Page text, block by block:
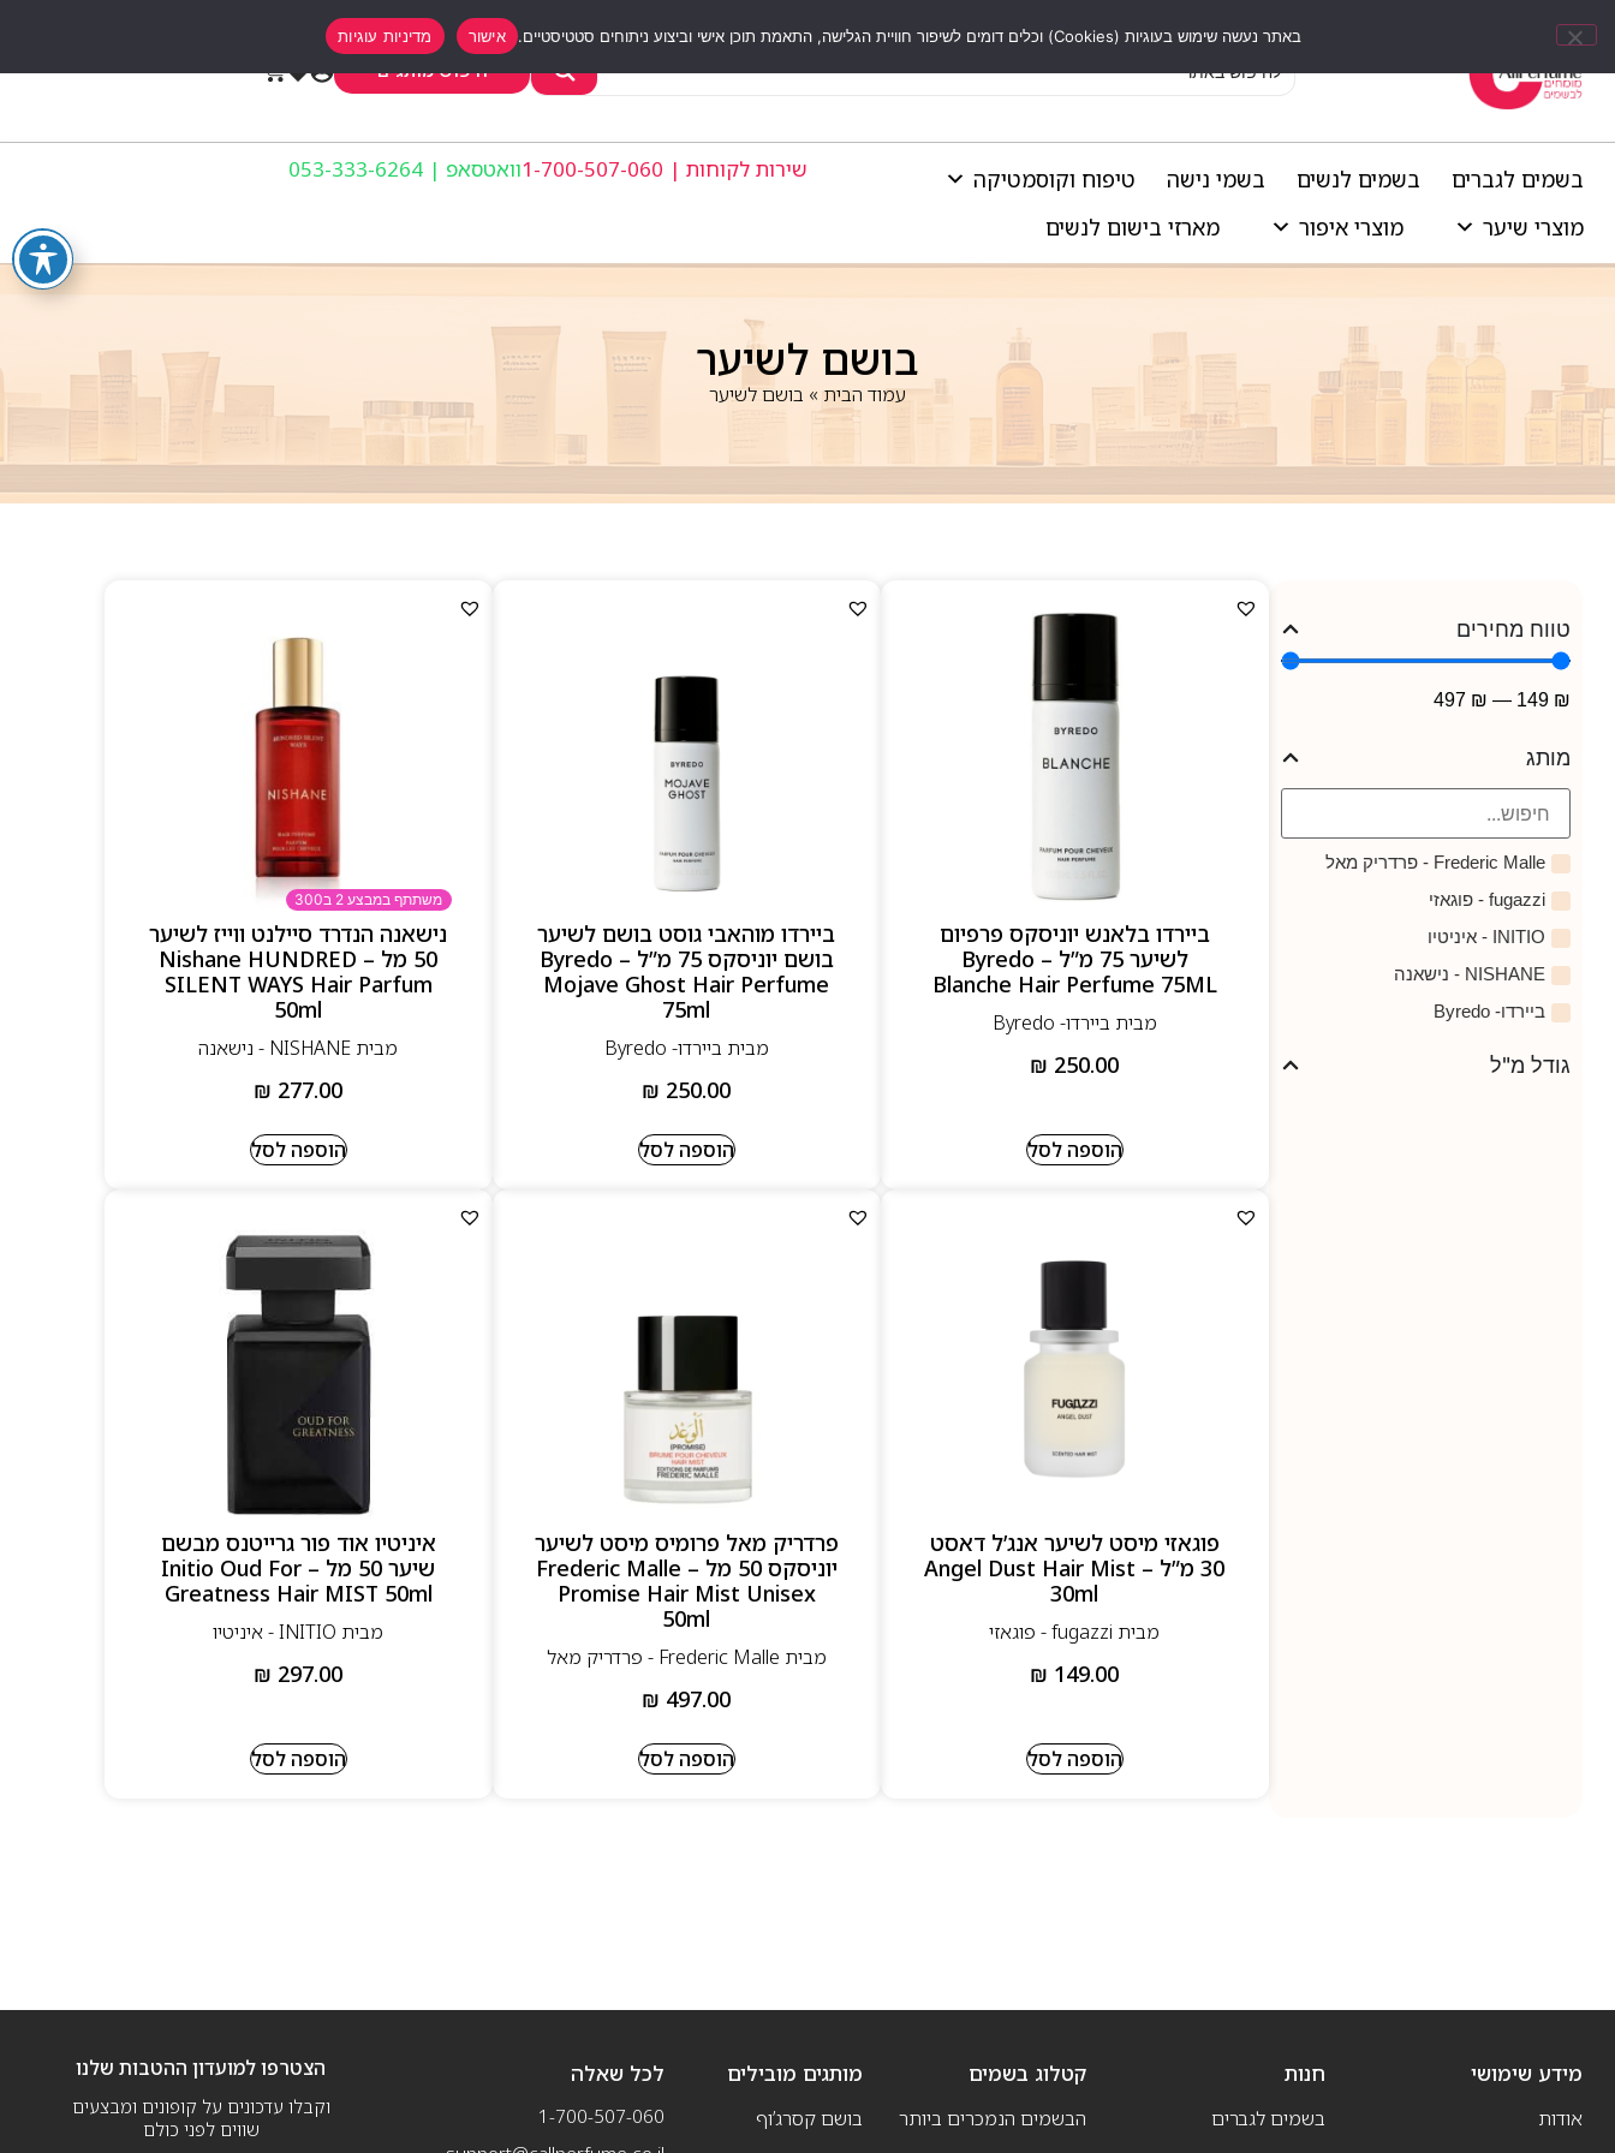
חיפוש מותגים
בשמים לגברים בשמים לנשים בשמי נישה
טיפוח וקוסמטיקה
מוצרי שיער
מוצרי איפור מארזי בישום לנשים
שירות לקוחות | 1-700-507-060 וואטסאפ | 053-333-6264
בושם לשיער
עמוד הבית » בושם לשיער
טווח מחירים
₪
149
—
₪
497
מותג
Frederic Malle - פרדריק מאל
fugazzi - פוגאזי
INITIO - איניטיו
NISHANE - נישאנה
ביירדו- Byredo
גודל מ"ל
ביירדו בלאנש יוניסקס פרפיום
לשיער 75 מ”ל – Byredo
Blanche Hair Perfume 75ML
מבית ביירדו- Byredo
₪ 250.00
הוספה לסל
ביירדו מוהאבי גוסט בושם לשיער
בושם יוניסקס 75 מ”ל – Byredo
Mojave Ghost Hair Perfume
75ml
מבית ביירדו- Byredo
₪ 250.00
הוספה לסל
משתתף במבצע 2 ב300
נישאנה הנדרד סיילנט ווייז לשיער
50 מל – Nishane HUNDRED
SILENT WAYS Hair Parfum
50ml
מבית NISHANE - נישאנה
₪ 277.00
הוספה לסל
פוגאזי מיסט לשיער אנג’ל דאסט
30 מ”ל – Angel Dust Hair Mist
30ml
מבית fugazzi - פוגאזי
₪ 149.00
הוספה לסל
פרדריק מאל פרומיס מיסט לשיער
יוניסקס 50 מל – Frederic Malle
Promise Hair Mist Unisex
50ml
מבית Frederic Malle - פרדריק מאל
₪ 497.00
הוספה לסל
איניטיו אוד פור גרייטנס מבשם
שיער 50 מל – Initio Oud For
Greatness Hair MIST 50ml
מבית INITIO - איניטיו
₪ 297.00
הוספה לסל
מידע שימושי
אודות
חנות
בשמים לגברים
קטלוג בשמים
הבשמים הנמכרים ביותר
מותגים מובילים
בושם קסרג’וף
לכל שאלה
1-700-507-060
הצטרפו למועדון ההטבות שלנו
וקבלו עדכונים על קופונים ומבצעים
שווים לפני כולם
באתר נעשה שימוש בעוגיות (Cookies) וכלים דומים לשיפור חוויית הגלישה, התאמת תוכן אישי וביצוע ניתוחים סטטיסטיים. אישור מדיניות עוגיות